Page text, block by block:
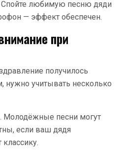
Спойте любимую песню дяди
— эффект обеспечен.
при
получилось
нужно учитывать несколько
Молодёжные песни могут
если ваш дядя
классику.